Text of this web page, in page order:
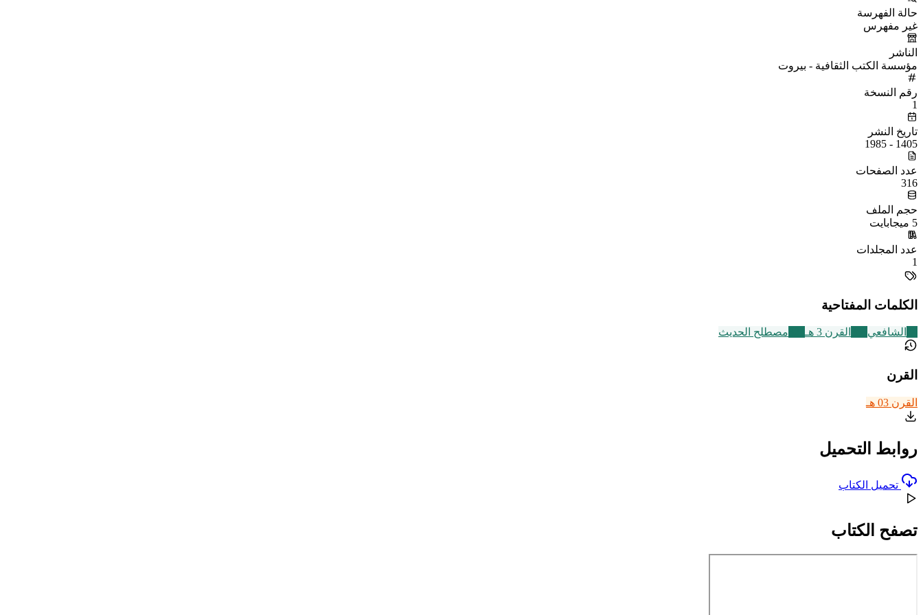
حالة الفهرسة
غير مفهرس
الناشر
مؤسسة الكتب الثقافية - بيروت
رقم النسخة
1
تاريخ النشر
1405 - 1985
عدد الصفحات
316
حجم الملف
5 ميجابايت
عدد المجلدات
1
الكلمات المفتاحية
الشافعي القرن 3 هـ مصطلح الحديث
القرن
القرن 03 هـ
روابط التحميل
تحميل الكتاب
تصفح الكتاب